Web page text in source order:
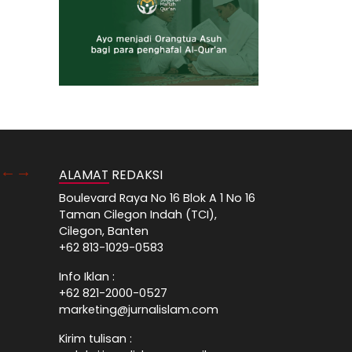
ALAMAT REDAKSI
Boulevard Raya No 16 Blok A 1 No 16
Taman Cilegon Indah (TCI),
Cilegon, Banten
+62 813-1029-0583
Info Iklan :
+62 821-2000-0527
marketing@jurnalislam.com
Kirim tulisan :